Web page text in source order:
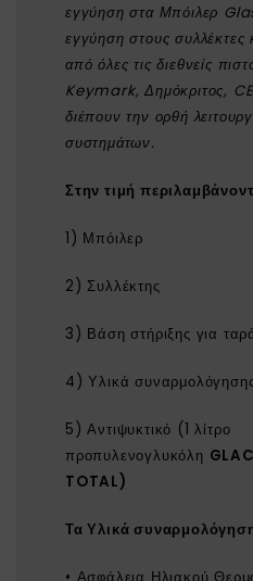
εγγύηση στα Μπόιλερ
εγγύηση στους συλλέκτες
από όλες τις διεθνείς
Keymark, Δημόκριτος,
διέπουν την ορθή
συστημάτων.
Στην τιμή
1) Μπόιλερ
2) Συλλέκτης
3) Βάση στήριξης για
4) Υλικά
5) Αντιψυκτικό (1 λίτρο
προπυλενογλυκόλη
TOTAL)
ΤαΥλικά